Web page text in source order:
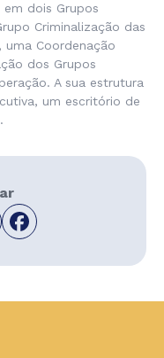
dois Grupos
Criminalização das
uma Coordenação
dos Grupos
A sua estrutura
um escritório de